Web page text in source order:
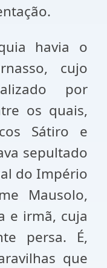
havia o
cujo
por
os quais,
Sátiro e
sepultado
do Império
Mausolo,
e irmã, cuja
persa. É,
que